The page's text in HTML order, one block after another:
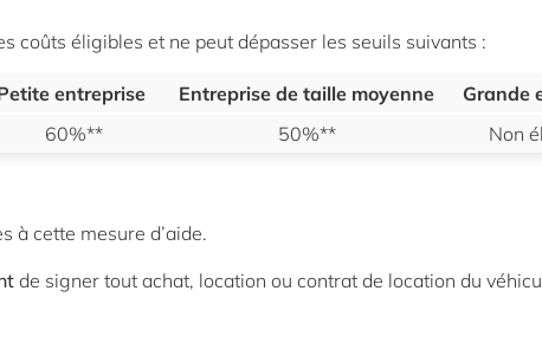
coûts éligibles et ne peut dépasser les seuils suivants :
entreprise Entreprise de taille moyenne
Grande
60%** 50%** Non
à cette mesure d’aide.
de signer tout achat, location ou contrat de location du